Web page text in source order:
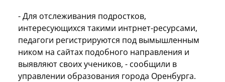
- Для отслеживания подростков,
интересующихся такими интрнет-ресурсами,
педагоги регистрируются под вымышленным
ником на сайтах подобного направления и
выявляют своих учеников, - сообщили в
управлении образования города Оренбурга.